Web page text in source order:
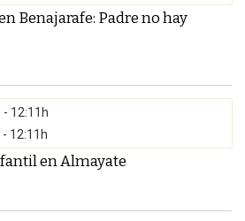
Benajarafe: Padre no hay
12:11h
12:11h
en Almayate